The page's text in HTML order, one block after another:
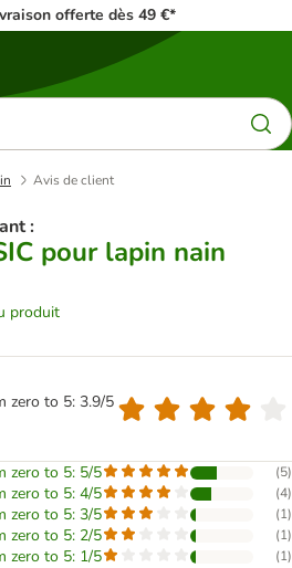
offerte dès 49 €*
Avis de client
:
pour lapin nain
produit
zero to 5: 3.9/5
zero to 5: 5/5 (5)
zero to 5: 4/5 (4)
zero to 5: 3/5 (1)
zero to 5: 2/5 (1)
zero to 5: 1/5 (1)